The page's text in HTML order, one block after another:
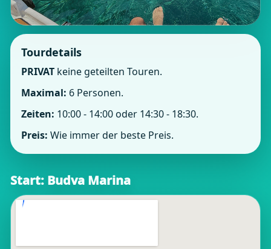
Tourdetails
PRIVAT keine geteilten Touren.
Maximal: 6 Personen.
Zeiten: 10:00 - 14:00 oder 14:30 - 18:30.
Preis: Wie immer der beste Preis.
Start: Budva Marina